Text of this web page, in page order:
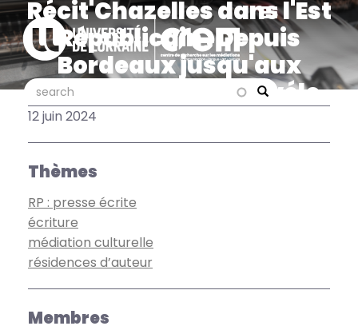
Aller
au
contenu
principal
Search
search search
Récit'Chazelles dans l'Est
Républicain : Depuis
Bordeaux jusqu'aux
vignes de Moselle à vélo,
l'oenodyssée de Donatien
Garnier
12 juin 2024
Thèmes
RP : presse écrite
écriture
médiation culturelle
résidences d’auteur
Membres